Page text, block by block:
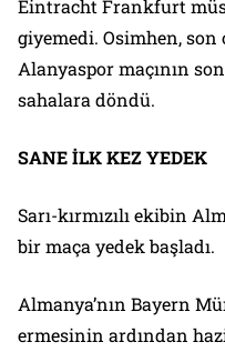
Eintracht Frankfurt
giyemedi. Osimhen,
Alanyaspor maçının
sahalara döndü.
SANE İLK KEZ YEDEK
Sarı-kırmızılı ekibin
bir maça yedek başladı.
Almanya’nın Bayern
ermesinin ardından